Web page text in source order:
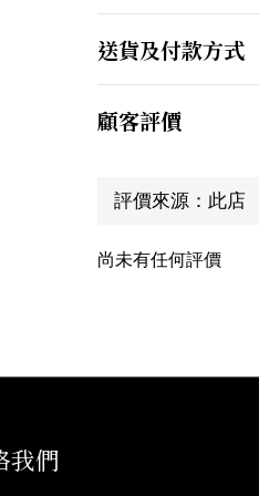
送貨及付款方式
顧客評價
尚未有任何評價
我們